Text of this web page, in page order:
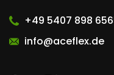
+49 5407 898
info@aceflex.de